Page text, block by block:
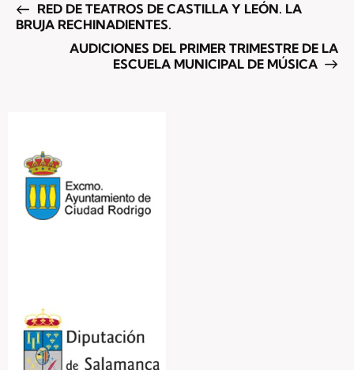
RED DE TEATROS DE CASTILLA Y LEÓN. LA
BRUJA RECHINADIENTES.
AUDICIONES DEL PRIMER TRIMESTRE DE LA
ESCUELA MUNICIPAL DE MÚSICA